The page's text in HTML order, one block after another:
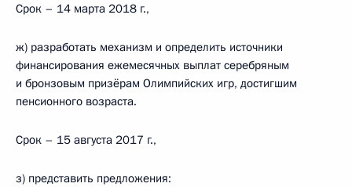
Срок – 14 марта 2018 г.,
ж) разработать механизм и определить источники
финансирования ежемесячных выплат серебряным
и бронзовым призёрам Олимпийских игр, достигшим
пенсионного возраста.
Срок – 15 августа 2017 г.,
з) представить предложения: